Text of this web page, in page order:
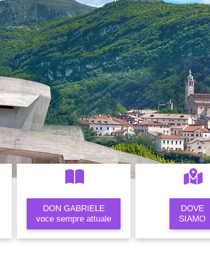
DON GABRIELE
voce sempre attuale
DOVE
SIAMO